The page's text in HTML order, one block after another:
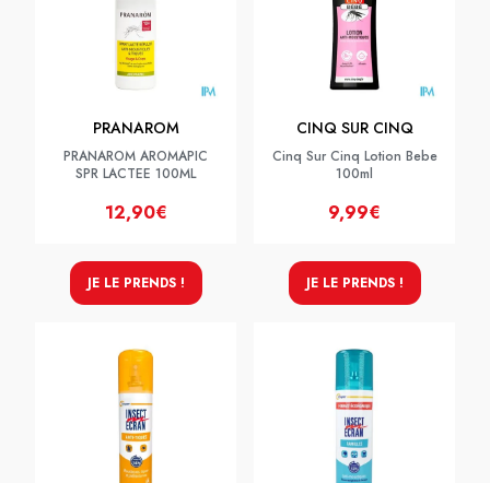
PRANAROM
PRANAROM AROMAPIC
SPR LACTEE 100ML
12,90€
JE LE PRENDS !
CINQ SUR CINQ
Cinq Sur Cinq Lotion Bebe
100ml
9,99€
JE LE PRENDS !